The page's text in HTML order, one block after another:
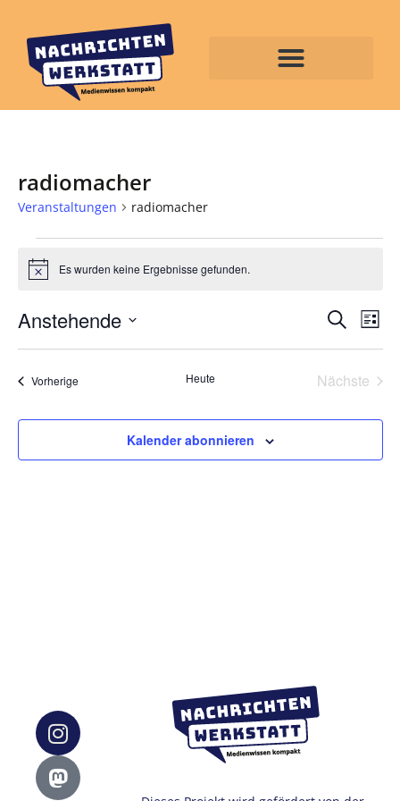
radiomacher
Veranstaltungen radiomacher
HinweisEs wurden keine Ergebnisse gefunden.
und
SucheListe
Anstehende
wählen.
VorherigeVeranstaltungen Heute Nächste
Kalender abonnieren